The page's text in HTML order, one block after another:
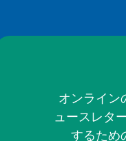
オンライン
ュースレタ
するため